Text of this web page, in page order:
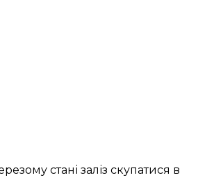
стані заліз скупатися в